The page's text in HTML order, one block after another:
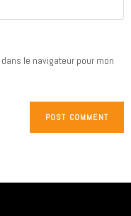
le navigateur pour mon